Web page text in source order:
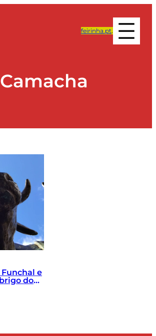
feirinha.pt.
Camacha
Funchal e
do